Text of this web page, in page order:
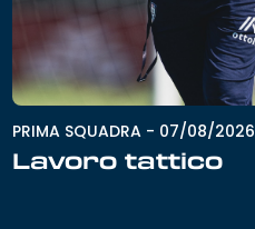
PRIMA SQUADRA - 07/08/2026
Lavoro tattico